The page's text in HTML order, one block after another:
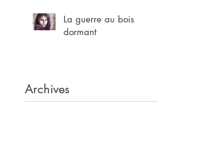
La guerre au bois
dormant
Archives